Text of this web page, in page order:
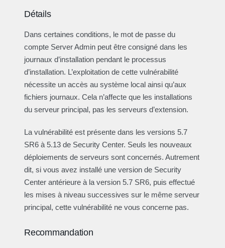
Détails
Dans certaines conditions, le mot de passe du
compte Server Admin peut être consigné dans les
journaux d’installation pendant le processus
d’installation. L’exploitation de cette vulnérabilité
nécessite un accès au système local ainsi qu’aux
fichiers journaux. Cela n’affecte que les installations
du serveur principal, pas les serveurs d’extension.
La vulnérabilité est présente dans les versions 5.7
SR6 à 5.13 de Security Center. Seuls les nouveaux
déploiements de serveurs sont concernés. Autrement
dit, si vous avez installé une version de Security
Center antérieure à la version 5.7 SR6, puis effectué
les mises à niveau successives sur le même serveur
principal, cette vulnérabilité ne vous concerne pas.
Recommandation